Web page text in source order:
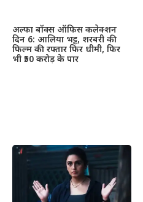
अल्फा बॉक्स ऑफिस कलेक्शन
दिन 6: आलिया भट्ट, शरबरी की
फिल्म की रफ्तार फिर धीमी, फिर
भी ₹50 करोड़ के पार